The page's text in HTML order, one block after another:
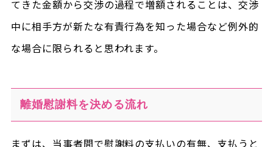
てきた金額から交渉の過程で増額されることは、交渉
中に相手方が新たな有責行為を知った場合など例外的
な場合に限られると思われます。
離婚慰謝料を決める流れ
まずは、当事者間で慰謝料の支払いの有無、支払うと